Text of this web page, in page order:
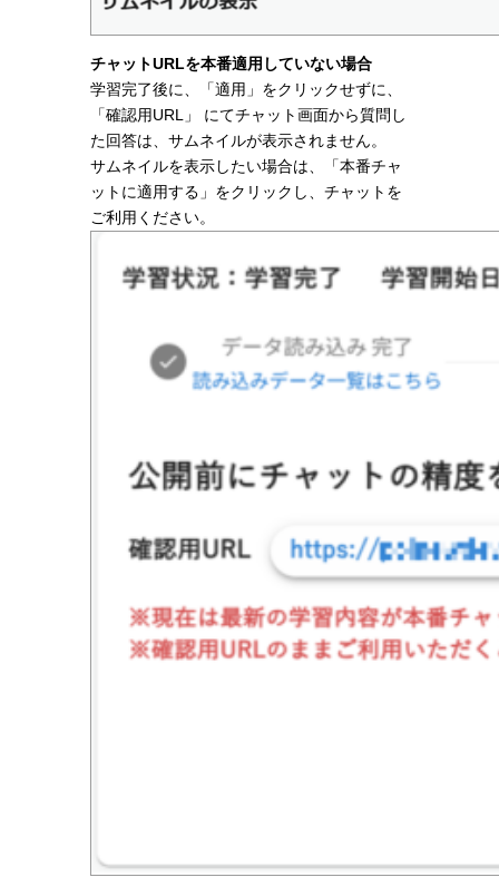
チャットURLを本番適用していない場合
学習完了後に、「適用」をクリックせずに、
「確認用URL」 にてチャット画面から質問し
た回答は、サムネイルが表示されません。
サムネイルを表示したい場合は、「本番チャ
ットに適用する」をクリックし、チャットを
ご利用ください。